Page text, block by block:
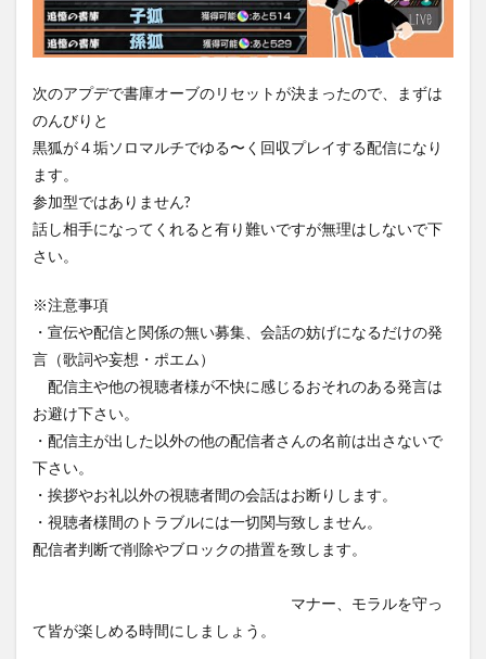
次のアプデで書庫オーブのリセットが決まったので、まずは
のんびりと
黒狐が４垢ソロマルチでゆる〜く回収プレイする配信になり
ます。
参加型ではありません?
話し相手になってくれると有り難いですが無理はしないで下
さい。
※注意事項
・宣伝や配信と関係の無い募集、会話の妨げになるだけの発
言（歌詞や妄想・ポエム）
配信主や他の視聴者様が不快に感じるおそれのある発言は
お避け下さい。
・配信主が出した以外の他の配信者さんの名前は出さないで
下さい。
・挨拶やお礼以外の視聴者間の会話はお断りします。
・視聴者様間のトラブルには一切関与致しません。
配信者判断で削除やブロックの措置を致します。
マナー、モラルを守っ
て皆が楽しめる時間にしましょう。